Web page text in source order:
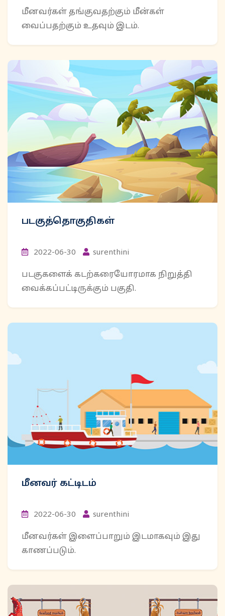
மீனவர்கள் தங்குவதற்கும் மீன்கள்
வைப்பதற்கும் உதவும் இடம்.
படகுத்தொகுதிகள்
2022-06-30 surenthini
படகுகளைக் கடற்கரையோரமாக நிறுத்தி
வைக்கப்பட்டிருக்கும் பகுதி.
மீனவர் கட்டிடம்
2022-06-30 surenthini
மீனவர்கள் இளைப்பாறும் இடமாகவும் இது
காணப்படும்.